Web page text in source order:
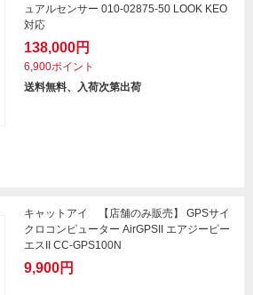
ュアルセンサー 010-02875-50 LOOK KEO
対応
138,000円
6,900ポイント
送料無料、入荷次第出荷
キャットアイ 【店舗のみ販売】 GPSサイ
クロコンピューター AirGPSII エアジーピー
エスII CC-GPS100N
9,900円